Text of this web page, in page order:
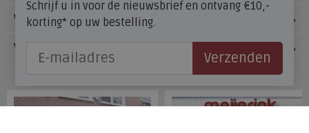
Voetzorg
Veelgestelde vragen
Schrijf u in voor de nieuwsbrief en ontvang €10,-
korting* op uw bestelling.
Verzenden